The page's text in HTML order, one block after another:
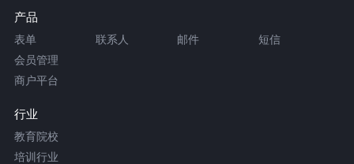
产品
表单 联系人 邮件
短信
会员管理
商户平台
行业
教育院校
培训行业